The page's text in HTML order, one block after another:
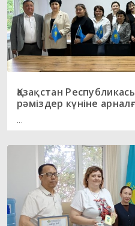
Қазақстан
рәміздер күніне
...